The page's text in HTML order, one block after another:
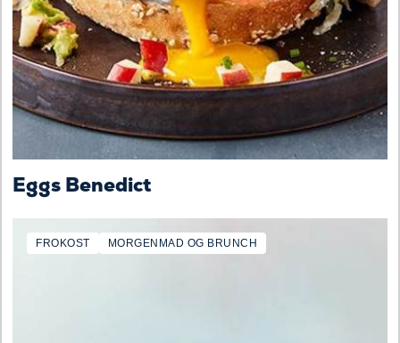
Eggs Benedict
FROKOST MORGENMAD OG BRUNCH